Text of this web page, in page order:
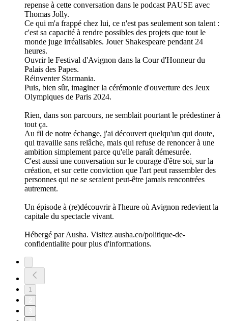
repense à cette conversation dans le podcast PAUSE avec
Thomas Jolly.
Ce qui m'a frappé chez lui, ce n'est pas seulement son talent :
c'est sa capacité à rendre possibles des projets que tout le
monde juge irréalisables. Jouer Shakespeare pendant 24
heures.
Ouvrir le Festival d'Avignon dans la Cour d'Honneur du
Palais des Papes.
Réinventer Starmania.
Puis, bien sûr, imaginer la cérémonie d'ouverture des Jeux
Olympiques de Paris 2024.
Rien, dans son parcours, ne semblait pourtant le prédestiner à
tout ça.
Au fil de notre échange, j'ai découvert quelqu'un qui doute,
qui travaille sans relâche, mais qui refuse de renoncer à une
ambition simplement parce qu'elle paraît démesurée.
C'est aussi une conversation sur le courage d'être soi, sur la
création, et sur cette conviction que l'art peut rassembler des
personnes qui ne se seraient peut-être jamais rencontrées
autrement.
Un épisode à (re)découvrir à l'heure où Avignon redevient la
capitale du spectacle vivant.
Hébergé par Ausha. Visitez ausha.co/politique-de-
confidentialite pour plus d'informations.
1